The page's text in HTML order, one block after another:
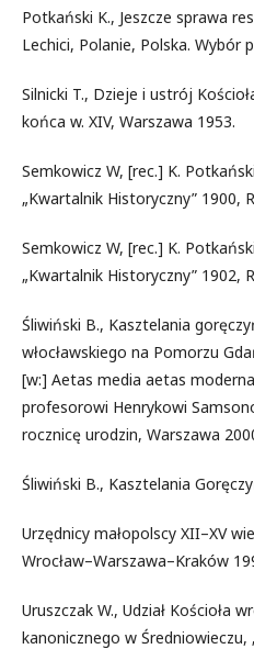
Potkański K., Jeszcze sprawa
Lechici, Polanie, Polska. Wybór
Silnicki T., Dzieje i ustrój
końca w. XIV, Warszawa 1953.
Semkowicz W, [rec.] K.
„Kwartalnik Historyczny” 1900,
Semkowicz W, [rec.] K.
„Kwartalnik Historyczny” 1902,
Śliwiński B., Kasztelania
włocławskiego na Pomorzu
[w:] Aetas media aetas
profesorowi Henrykowi
rocznicę urodzin, Warszawa
Śliwiński B., Kasztelania
Urzędnicy małopolscy XII–XV
Wrocław–Warszawa–Kraków
Uruszczak W., Udział Kościoła
kanonicznego w Średniowieczu,